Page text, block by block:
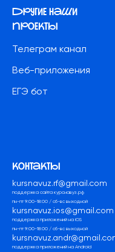
другие наши
проекты
Телеграм канал
Веб-приложения
ЕГЭ бот
контакты
kursnavuz.rf@gmail.com
поддержка сайта курснавуз.рф
пн-пт 9:00-18:00 / сб-вс выходной
kursnavuz.ios@gmail.com
поддержка приложений на iOS
пн-пт 9:00-18:00 / сб-вс выходной
поддержка приложений на Android